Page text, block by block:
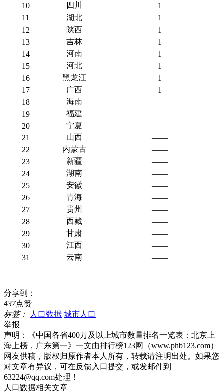
10
四川
1
11
湖北
1
12
陕西
1
13
吉林
1
14
河南
1
15
河北
1
16
黑龙江
1
17
广西
1
18
海南
——
19
福建
——
20
宁夏
——
21
山西
——
22
内蒙古
——
23
新疆
——
24
湖南
——
25
安徽
——
26
青海
——
27
贵州
——
28
西藏
——
29
甘肃
——
30
江西
——
31
云南 ——
分享到：
437点赞
标签：
人口数据 城市人口
举报
声明：
《中国各省400万及以上城市数量排名一览表：北京上
海上榜，广东第一》一文由排行榜123网（www.phb123.com）
网友供稿，版权归原作者本人所有，转载请注明出处。如果您
对文章有异议，可在反馈入口提交，或发邮件到
63224@qq.com处理！
人口数据相关文章